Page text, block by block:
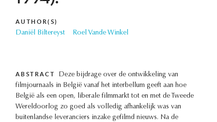
AUTHOR(S)
Daniël Biltereyst Roel Vande Winkel
ABSTRACT
Deze bijdrage over de ontwikkeling van
filmjournaals in België vanaf het interbellum geeft aan hoe
België als een open, liberale filmmarkt tot en met de Tweede
Wereldoorlog zo goed als volledig afhankelijk was van
buitenlandse leveranciers inzake gefilmd nieuws. Na de